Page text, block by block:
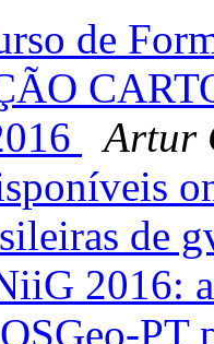
de
Artur
de
2016:
PT